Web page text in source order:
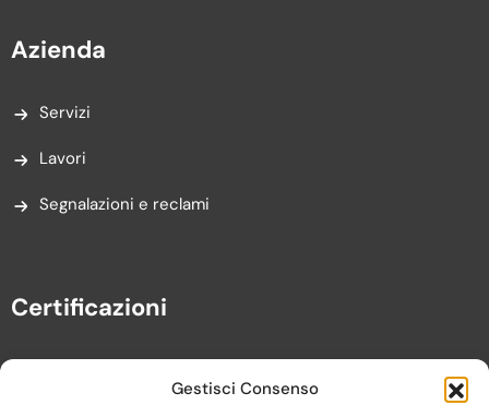
Gestisci Consenso
Azienda
Servizi
Lavori
Segnalazioni e reclami
Certificazioni